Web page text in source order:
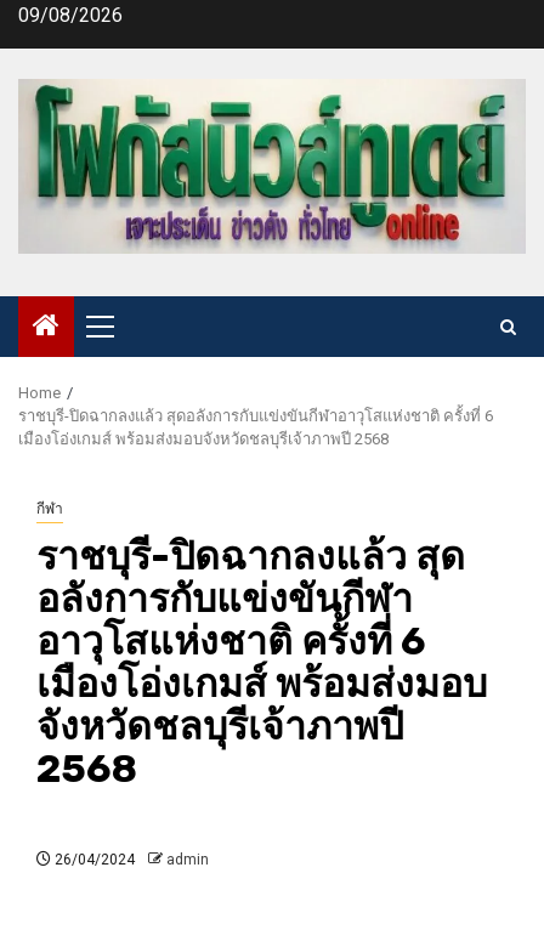
Skip09/08/2026
Primary
Menu
Home
ราชบุรี-ปิดฉากลงแล้ว สุดอลังการกับแข่งขันกีฬาอาวุโสแห่งชาติ ครั้งที่ 6
เมืองโอ่งเกมส์ พร้อมส่งมอบจังหวัดชลบุรีเจ้าภาพปี 2568
กีฬา
ราชบุรี-ปิดฉากลงแล้ว สุด
อลังการกับแข่งขันกีฬา
อาวุโสแห่งชาติ ครั้งที่ 6
เมืองโอ่งเกมส์ พร้อมส่งมอบ
จังหวัดชลบุรีเจ้าภาพปี
2568
26/04/2024 admin